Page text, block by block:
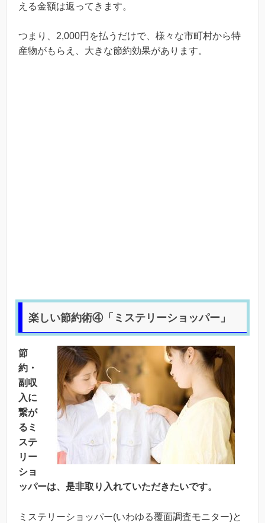
える金額は返ってきます。
つまり、2,000円を払うだけで、様々な市町村から特
産物がもらえ、大きな節約効果があります。
楽しい節約術④「ミステリーショッパー」
節
約・
副収
入に
繋が
るミ
ステ
リー
ショ
ッパーは、是非取り入れていただきたいです。
ミステリーショッパー(いわゆる覆面調査モニター)と